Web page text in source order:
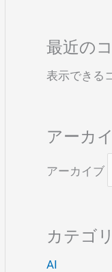
最近の
表示できる
アーカ
アーカイブ
カテゴ
AI